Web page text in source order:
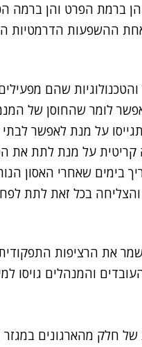
ברמת הפרט והן ברמה
לומר שאחת ההשפעות
שהם הפגינו מאז ה-7 באוקטובר
לומר שהחוסן של
הם התגייסו על מנת לאפשר
קריטית על מנת לתת את
בימים שאחרי האסון
בכל זאת לתת
את הרציפות
והמנהלים גויסו
בפעילות של חלק